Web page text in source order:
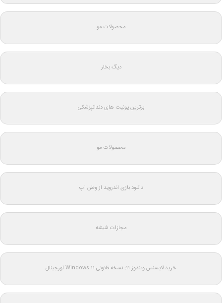
محصولات مو
دیگ بخار
برترین یونیت های دندانپزشکی
محصولات مو
دانلود بازی اندروید از وطن اپ
مجازات شیشه
خرید لایسنس ویندوز 11: نسخه قانونی Windows 11 اورجینال